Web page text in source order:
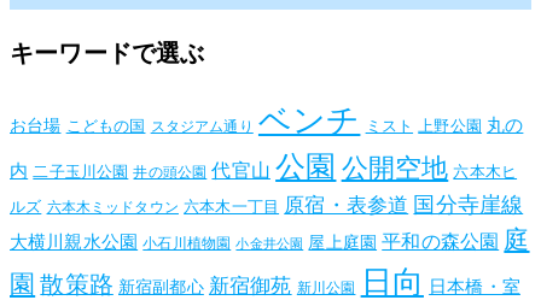
キーワードで選ぶ
お台場 こどもの国 スタジアム通り ベンチ ミスト 上野公園 丸の
内 二子玉川公園 井の頭公園 代官山 公園 公開空地 六本木ヒ
ルズ 六本木ミッドタウン 六本木一丁目 原宿・表参道 国分寺崖線
大横川親水公園 小石川植物園 小金井公園 屋上庭園 平和の森公園 庭
園散策路 新宿副都心 新宿御苑 新川公園 日向 日本橋・室